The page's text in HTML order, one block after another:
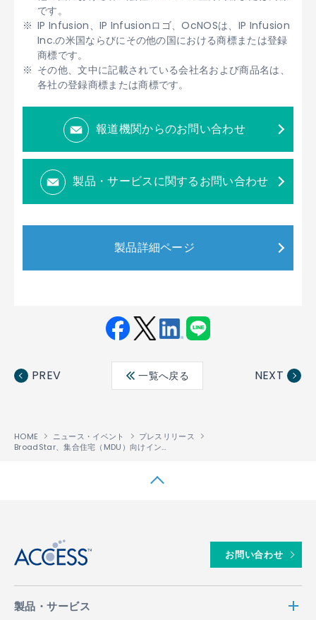
です。
IP Infusion、IP Infusionロゴ、OcNOSは、IP Infusion
Inc.の米国ならびにその他の国における商標または登録
商標です。
その他、文中に記載されている会社名および商品名は、
各社の登録商標または商標です。
報道機関からのお問い合わせ
製品・サービスに関するお問い合わせ
製品詳細ページ
ebo ter
edin
PREV 一覧へ戻る NEXT
HOME ニュース・イベント
プレスリリース
BroadStar、集合住宅（MDU）向けインターネットアクセスサービスのスイッチを従来型から置き換えるため、IP Infusionの「OcNOS®」を採用
お問い合わせ
製品・サービス